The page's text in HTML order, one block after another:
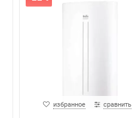
избранное сравнить